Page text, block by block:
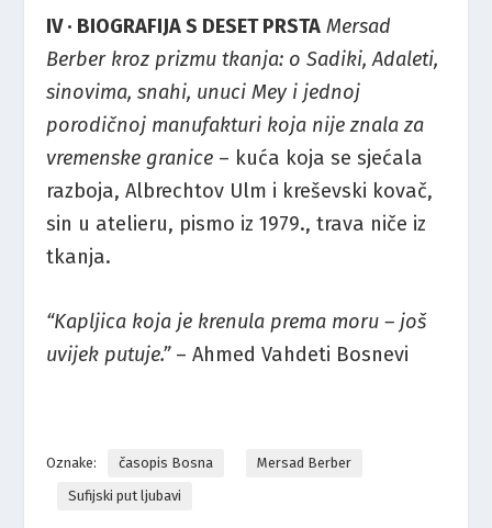
IV · BIOGRAFIJA S DESET PRSTA Mersad
Berber kroz prizmu tkanja: o Sadiki, Adaleti,
sinovima, snahi, unuci Mey i jednoj
porodičnoj manufakturi koja nije znala za
vremenske granice – kuća koja se sjećala
razboja, Albrechtov Ulm i kreševski kovač,
sin u atelieru, pismo iz 1979., trava niče iz
tkanja.
“Kapljica koja je krenula prema moru – još
uvijek putuje.”– Ahmed Vahdeti Bosnevi
Oznake: časopis Bosna
Mersad Berber
Sufijski put ljubavi